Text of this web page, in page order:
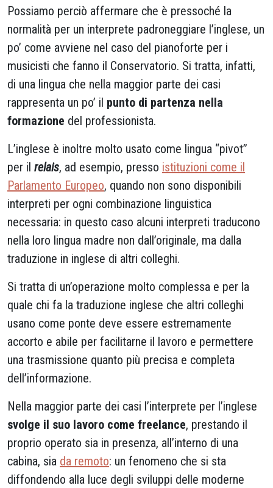
Possiamo perciò affermare che è pressoché la
normalità per un interprete padroneggiare l’inglese, un
po’ come avviene nel caso del pianoforte per i
musicisti che fanno il Conservatorio. Si tratta, infatti,
di una lingua che nella maggior parte dei casi
rappresenta un po’ il punto di partenza nella
formazione del professionista.
L’inglese è inoltre molto usato come lingua “pivot”
per il relais, ad esempio, presso istituzioni come il
Parlamento Europeo, quando non sono disponibili
interpreti per ogni combinazione linguistica
necessaria: in questo caso alcuni interpreti traducono
nella loro lingua madre non dall’originale, ma dalla
traduzione in inglese di altri colleghi.
Si tratta di un’operazione molto complessa e per la
quale chi fa la traduzione inglese che altri colleghi
usano come ponte deve essere estremamente
accorto e abile per facilitarne il lavoro e permettere
una trasmissione quanto più precisa e completa
dell’informazione.
Nella maggior parte dei casi l’interprete per l’inglese
svolge il suo lavoro come freelance, prestando il
proprio operato sia in presenza, all’interno di una
cabina, sia da remoto: un fenomeno che si sta
diffondendo alla luce degli sviluppi delle moderne